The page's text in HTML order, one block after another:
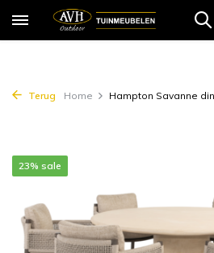
Terug Home Hampton Savanne
23% sale